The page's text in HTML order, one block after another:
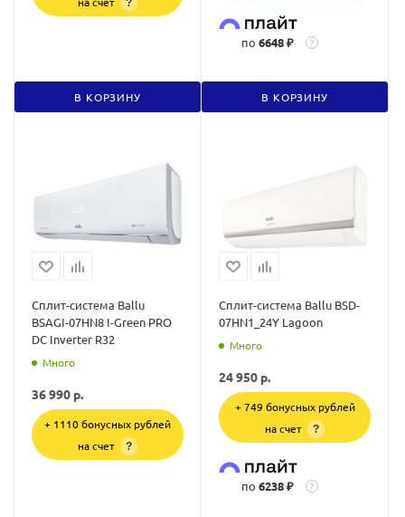
В КОРЗИНУ
по 6648 ₽ ?
В КОРЗИНУ
Сплит-система Ballu
BSAGI-07HN8 I-Green PRO
DC Inverter R32
Много
36 990 р.
+ 1110 бонусных рублей
на счет
?
Сплит-система Ballu BSD-
07HN1_24Y Lagoon
Много
24 950 р.
+ 749 бонусных рублей
на счет
?
по 6238 ₽ ?